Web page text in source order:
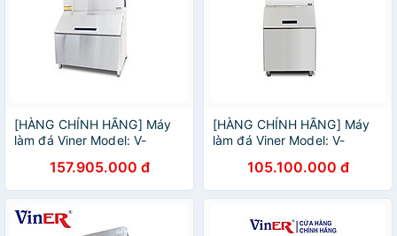
[HÀNG CHÍNH HÃNG] Máy
làm đá Viner Model: V-
157.905.000 đ
[HÀNG CHÍNH HÃNG] Máy
làm đá Viner Model: V-
105.100.000 đ